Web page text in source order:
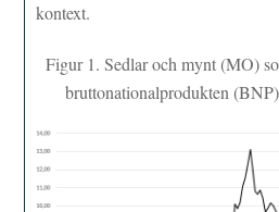
kontext.
Figur 1. Sedlar och mynt (MO)
bruttonationalprodukten